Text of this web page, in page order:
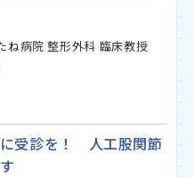
ね病院 整形外科 臨床教授
受診を！ 人工股関節